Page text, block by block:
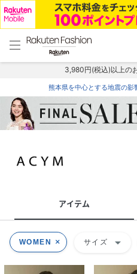
menu home
トップ
3,980円(税込)以上の
熊本県を中心とする地震の
アイテム
WOMEN サイズ arrow_drop_down